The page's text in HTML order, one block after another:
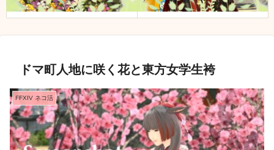
ドマ町人地に咲く花と東方女学生袴
FFXIV ネコ活